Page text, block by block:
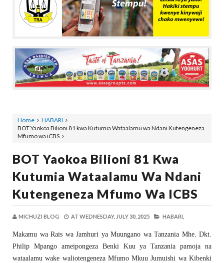
Home
HABARI
BOT Yaokoa Bilioni 81 kwa Kutumia Wataalamu wa Ndani Kutengeneza
Mfumo wa iCBS
BOT Yaokoa Bilioni 81 Kwa
Kutumia Wataalamu Wa Ndani
Kutengeneza Mfumo Wa ICBS
MICHUZI BLOG AT WEDNESDAY, JULY 30, 2025 HABARI,
Makamu wa Rais wa Jamhuri ya Muungano wa Tanzania Mhe. Dkt.
Philip Mpango ameipongeza Benki Kuu ya Tanzania pamoja na
wataalamu wake waliotengeneza Mfumo Mkuu Jumuishi wa Kibenki